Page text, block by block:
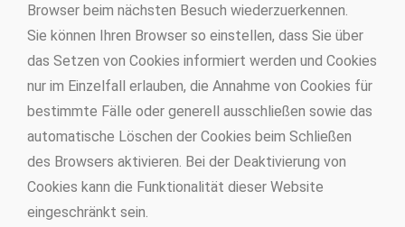
Browser beim nächsten Besuch wiederzuerkennen.
Sie können Ihren Browser so einstellen, dass Sie über
das Setzen von Cookies informiert werden und Cookies
nur im Einzelfall erlauben, die Annahme von Cookies für
bestimmte Fälle oder generell ausschließen sowie das
automatische Löschen der Cookies beim Schließen
des Browsers aktivieren. Bei der Deaktivierung von
Cookies kann die Funktionalität dieser Website
eingeschränkt sein.